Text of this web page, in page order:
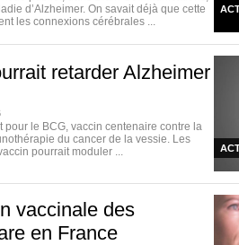
d’Alzheimer. On savait déjà que cette
les connexions cérébrales ...
retarder Alzheimer
pour le BCG, vaccin centenaire contre la
du cancer de la vessie. Les
pourrait moduler ...
vaccinale des
en France